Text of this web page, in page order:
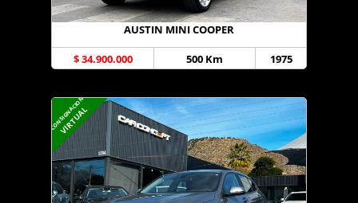
AUSTIN MINI COOPER
$ 34.900.000 500 Km 1975
CONSIGNACION
VIRTUAL